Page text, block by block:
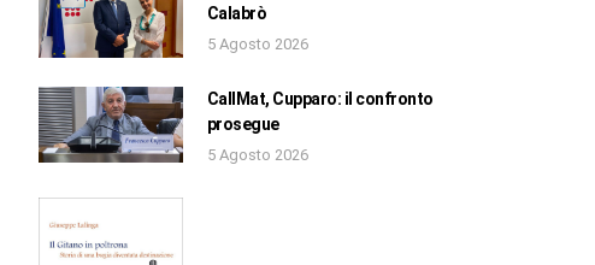
Calabrò
5 Agosto 2026
CallMat, Cupparo: il confronto
prosegue
5 Agosto 2026